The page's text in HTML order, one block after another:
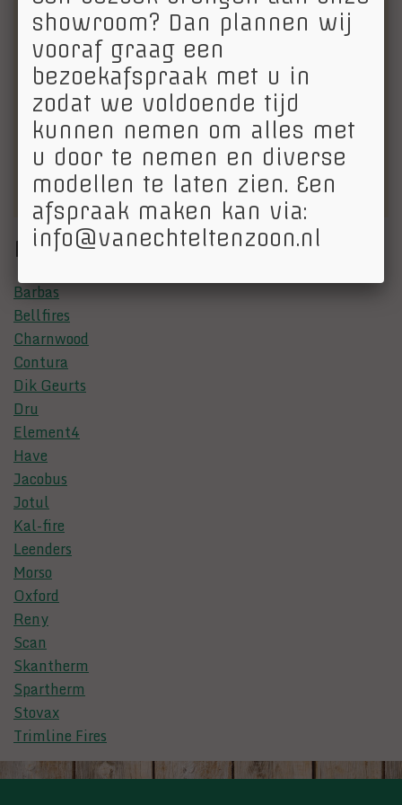
afspraak
Wij raden u aan om vooraf een afspraak te maken
indien u een uitgebreid adviesgesprek wil. Onze
medewerkers plannen de afspraak dan graag met u
in. Een afspraak maken kan via:
info@vanechteltenzoon.nlof telefonisch via 030-
6562157.
Merken
Barbas
Bellfires
Charnwood
Contura
Dik Geurts
Dru
Element4
Have
Jacobus
Jotul
Kal-fire
Leenders
Morso
Oxford
Reny
Scan
Skantherm
Spartherm
Stovax
Trimline Fires
showroom? Dan plannen wij
vooraf graag een
bezoekafspraak met u in
zodat we voldoende tijd
kunnen nemen om alles met
u door te nemen en diverse
modellen te laten zien. Een
afspraak maken kan via:
info@vanechteltenzoon.nl